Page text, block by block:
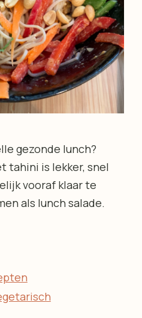
gezonde lunch?
tahini is lekker, snel
vooraf klaar te
als lunch salade.